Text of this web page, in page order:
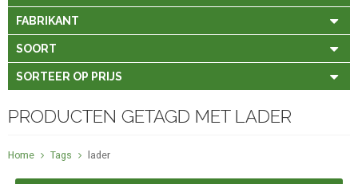
FABRIKANT
SOORT
SORTEER OP PRIJS
PRODUCTEN GETAGD MET LADER
Home Tags lader